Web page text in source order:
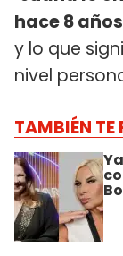
hace 8
y lo que
nivel
TAMBIÉN TE